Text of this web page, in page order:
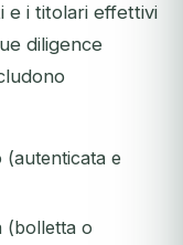
e i titolari effettivi
diligence
(autenticata e
(bolletta o